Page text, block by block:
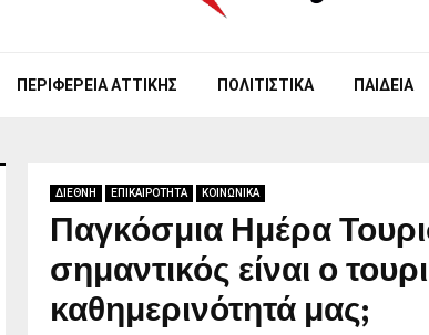
ΠΕΡΙΦΕΡΕΙΑ ΑΤΤΙΚΗΣ ΠΟΛΙΤΙΣΤΙΚΑ ΠΑΙΔΕΙΑ
ΔΙΕΘΝΗ ΕΠΙΚΑΙΡΟΤΗΤΑ ΚΟΙΝΩΝΙΚΑ
Παγκόσμια Ημέρα
σημαντικός είναι ο
καθημερινότητά μας;